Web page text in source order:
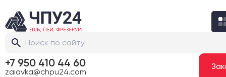
+7 950 410 44 60
zaiavka@chpu24.com